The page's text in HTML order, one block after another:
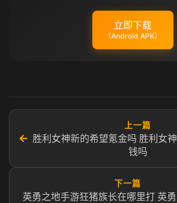
立即下载
（Android APK）
←
上一篇
胜利女神新的希望氪金吗 胜利女
钱吗
下一篇
英勇之地手游狂猪族长在哪里打 英